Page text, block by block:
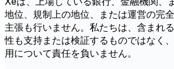
地位、規制上の地位、または運営の完
主張も行いません。私たちは、含まれ
性も支持または検証するものではなく
用について責任を負いません。